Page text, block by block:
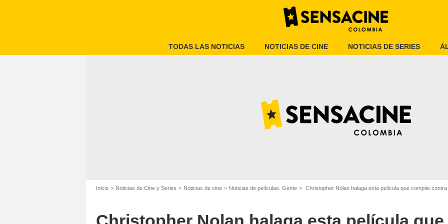
TODAS LAS NOTICIAS NOTICIAS DE CINE NOTICIAS DE SERIES
Inicio Noticias de Cine y Series Noticias de cine Noticias de películas: Gente Christopher Nolan halaga esta película que compite